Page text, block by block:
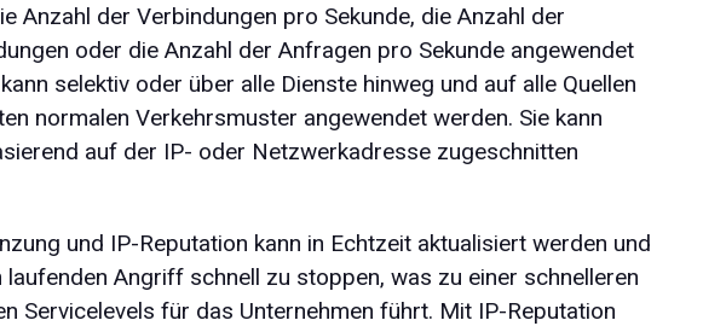
Anzahl der Verbindungen pro Sekunde, die Anzahl der
oder die Anzahl der Anfragen pro Sekunde angewendet
selektiv oder über alle Dienste hinweg und auf alle Quellen
normalen Verkehrsmuster angewendet werden. Sie kann
auf der IP- oder Netzwerkadresse zugeschnitten
und IP-Reputation kann in Echtzeit aktualisiert werden und
Angriff schnell zu stoppen, was zu einer schnelleren
Servicelevels für das Unternehmen führt. Mit IP-Reputation